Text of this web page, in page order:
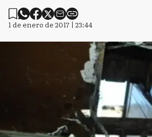
1 de enero de 2017 | 23:44